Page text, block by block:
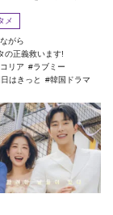
メ
がら
の正義救います!
リア
ラブミー
はきっと 韓国ドラマ